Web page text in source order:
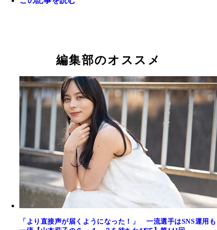
編集部のオススメ
「より直接声が届くようになった！」 一流選手はSNS運用も